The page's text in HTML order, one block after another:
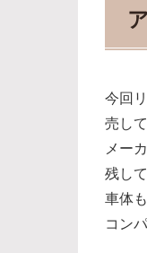
今回
売し
メー
残し
車体
コン